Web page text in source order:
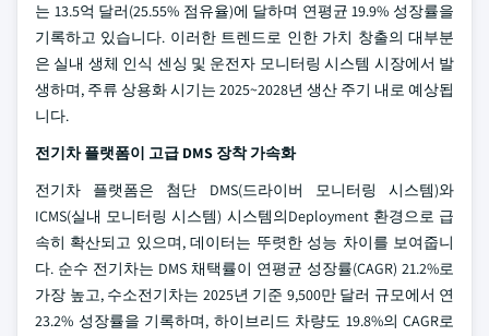
는 13.5억 달러(25.55% 점유율)에 달하며 연평균 19.9% 성장률을
기록하고 있습니다. 이러한 트렌드로 인한 가치 창출의 대부분
은 실내 생체 인식 센싱 및 운전자 모니터링 시스템 시장에서 발
생하며, 주류 상용화 시기는 2025~2028년 생산 주기 내로 예상됩
니다.
전기차 플랫폼이 고급 DMS 장착 가속화
전기차 플랫폼은 첨단 DMS(드라이버 모니터링 시스템)와
ICMS(실내 모니터링 시스템) 시스템의Deployment 환경으로 급
속히 확산되고 있으며, 데이터는 뚜렷한 성능 차이를 보여줍니
다. 순수 전기차는 DMS 채택률이 연평균 성장률(CAGR) 21.2%로
가장 높고, 수소전기차는 2025년 기준 9,500만 달러 규모에서 연
23.2% 성장률을 기록하며, 하이브리드 차량도 19.8%의 CAGR로